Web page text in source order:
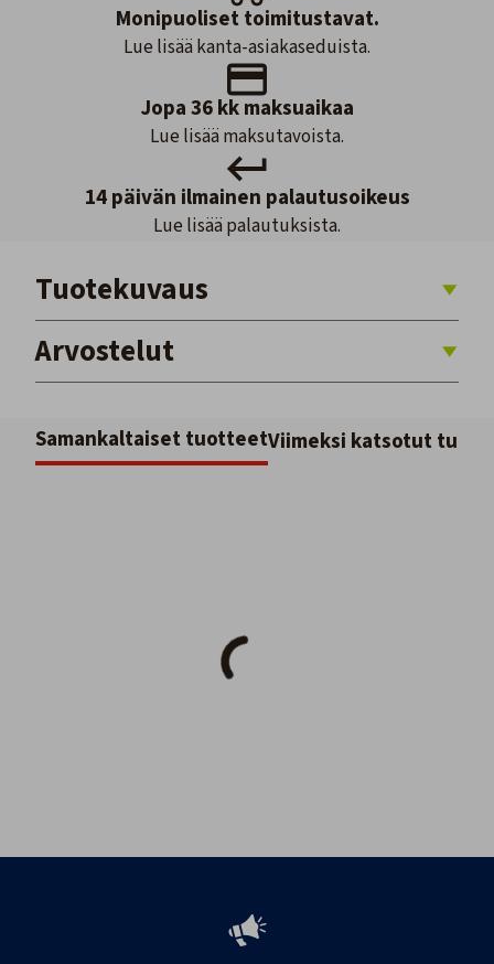
Monipuoliset toimitustavat.
Lue lisää kanta-asiakaseduista.
Jopa 36 kk maksuaikaa
Lue lisää maksutavoista.
14 päivän ilmainen palautusoikeus
Lue lisää palautuksista.
Tuotekuvaus
Arvostelut
Samankaltaiset tuotteetViimeksi katsotut